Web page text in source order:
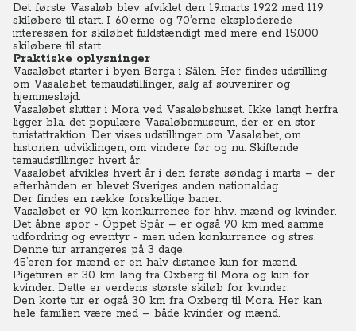
Det første Vasaløb blev afviklet den 19.marts 1922 med 119
skiløbere til start. I 60’erne og 70’erne eksploderede
interessen for skiløbet fuldstændigt med mere end 15.000
skiløbere til start.
Praktiske oplysninger
Vasaløbet starter i byen Berga i Sälen. Her findes udstilling
om Vasaløbet, temaudstillinger, salg af souvenirer og
hjemmesløjd.
Vasaløbet slutter i Mora ved Vasaløbshuset. Ikke langt herfra
ligger bl.a. det populære Vasaløbsmuseum, der er en stor
turistattraktion. Der vises udstillinger om Vasaløbet, om
historien, udviklingen, om vindere før og nu. Skiftende
temaudstillinger hvert år.
Vasaløbet afvikles hvert år i den første søndag i marts – der
efterhånden er blevet Sveriges anden nationaldag.
Der findes en række forskellige baner:
Vasaløbet er 90 km konkurrence for hhv. mænd og kvinder.
Det åbne spor - Öppet Spår – er også 90 km med samme
udfordring og eventyr - men uden konkurrence og stres.
Denne tur arrangeres på 3 dage.
45’eren for mænd er en halv distance kun for mænd.
Pigeturen er 30 km lang fra Oxberg til Mora og kun for
kvinder. Dette er verdens største skiløb for kvinder.
Den korte tur er også 30 km fra Oxberg til Mora. Her kan
hele familien være med – både kvinder og mænd.